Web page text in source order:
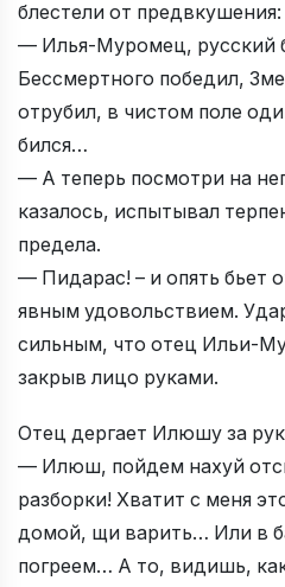
блестели от предвкушения:
— Илья-Муромец, русский
Бессмертного победил,
отрубил, в чистом поле
бился…
— А теперь посмотри на
казалось, испытывал
предела.
— Пидарас! – и опять бьет
явным удовольствием.
сильным, что отец Ильи-
закрыв лицо руками.
Отец дергает Илюшу за
— Илюш, пойдем нахуй
разборки! Хватит с меня
домой, щи варить… Или в
погреем… А то, видишь,